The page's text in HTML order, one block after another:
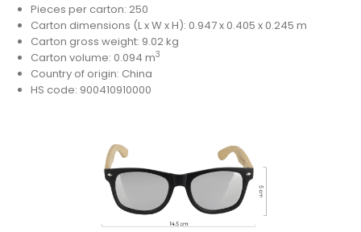
Pieces per carton: 250
Carton dimensions (L x W x H): 0.947 x 0.405 x 0.245 m
Carton gross weight: 9.02 kg
Carton volume: 0.094 m3
Country of origin: China
HS code: 900410910000